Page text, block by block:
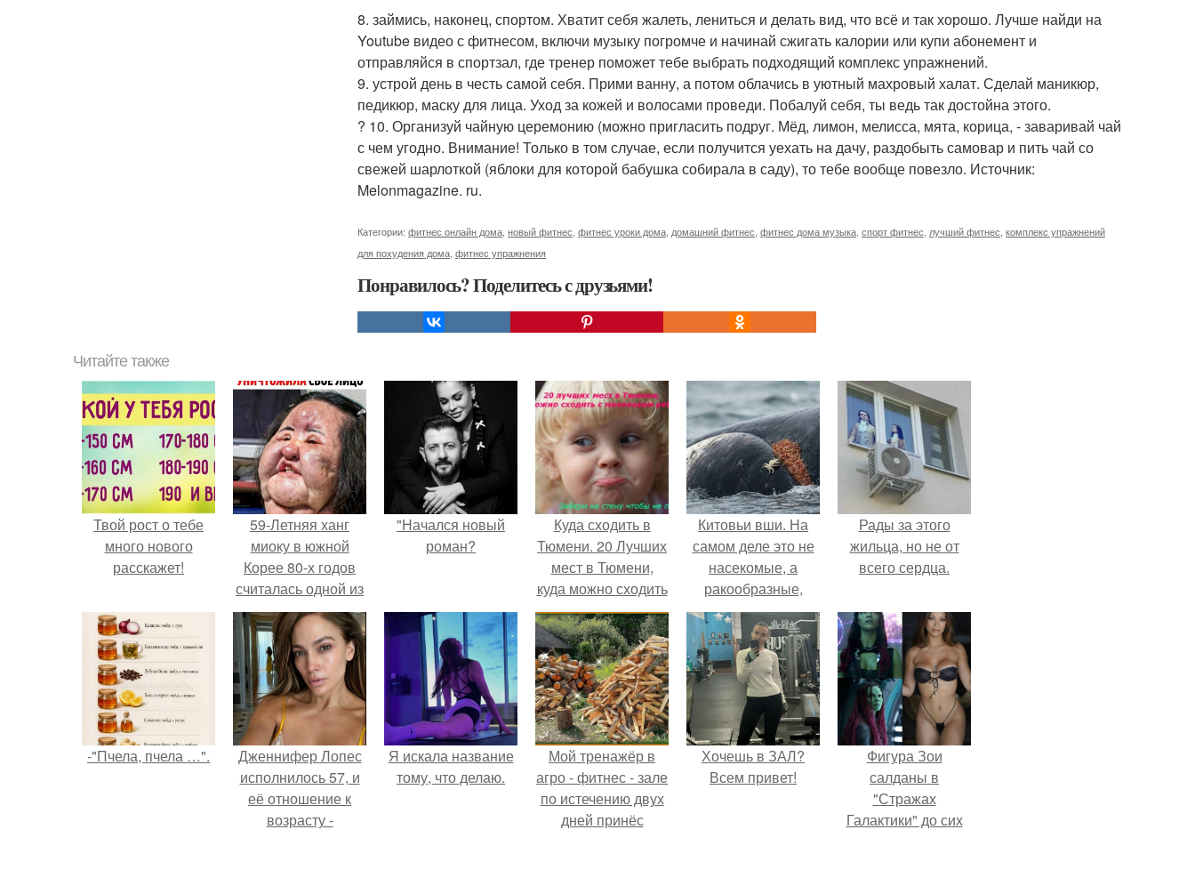
8. займись, наконец, спортом. Хватит себя жалеть, лениться и делать вид, что всё и так хорошо. Лучше найди на
Youtube видео с фитнесом, включи музыку погромче и начинай сжигать калории или купи абонемент и
отправляйся в спортзал, где тренер поможет тебе выбрать подходящий комплекс упражнений.
9. устрой день в честь самой себя. Прими ванну, а потом облачись в уютный махровый халат. Сделай маникюр,
педикюр, маску для лица. Уход за кожей и волосами проведи. Побалуй себя, ты ведь так достойна этого.
? 10. Организуй чайную церемонию (можно пригласить подруг. Мёд, лимон, мелисса, мята, корица, - заваривай чай
с чем угодно. Внимание! Только в том случае, если получится уехать на дачу, раздобыть самовар и пить чай со
свежей шарлоткой (яблоки для которой бабушка собирала в саду), то тебе вообще повезло. Источник:
Melonmagazine. ru.
Категории: фитнес онлайн дома новый фитнес фитнес уроки дома домашний фитнес фитнес дома музыка спорт фитнес лучший фитнес комплекс упражнений
для похудения дома фитнес упражнения
Понравилось? Поделитесь с друзьями!
Читайте также
Твой рост о тебе
много нового
расскажет!
59-Летняя ханг
миоку в южной
Корее 80-х годов
считалась одной из
самых
привлекательных
женщин.
"Начался новый
роман?
Куда сходить в
Тюмени. 20 Лучших
мест в Тюмени,
куда можно сходить
с маленьким
ребенком
Китовьи вши. На
самом деле это не
насекомые, а
ракообразные,
относящиеся к
бокоплавам.
Рады за этого
жильца, но не от
всего сердца.
-"Пчела, пчела …".
Дженнифер Лопес
исполнилось 57, и
её отношение к
возрасту -
Я искала название
тому, что делаю.
Мой тренажёр в
агро - фитнес - зале
по истечению двух
дней принёс
Хочешь в ЗАЛ?
Всем привет!
Фигура Зои
салданы в
"Стражах
Галактики" до сих